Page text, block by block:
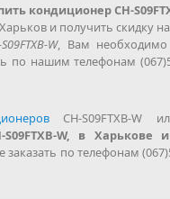
кондиционер CH-
и получить скидку
W, Вам необходимо
по нашим телефонам
CH-S09FTXB-W
S09FTXB-W, в Харькове
по телефонам